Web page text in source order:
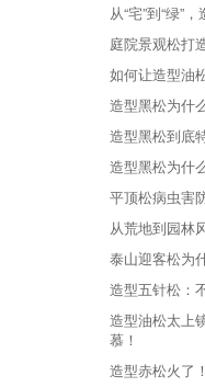
从“宅”到“绿”
庭院景观松打
如何让造型油
造型黑松为什
造型黑松到底
造型黑松为什
平顶松病虫害
从荒地到园林
泰山迎客松为
造型五针松：
造型油松太上
慕！
造型赤松火了